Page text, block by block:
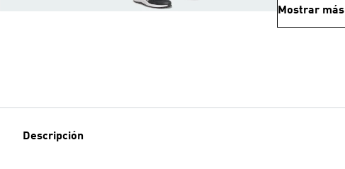
Mostrar más
Descripción